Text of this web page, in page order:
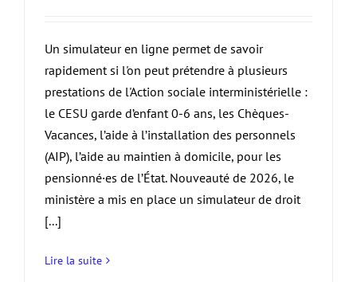
Un simulateur en ligne permet de savoir
rapidement si l'on peut prétendre à plusieurs
prestations de l'Action sociale interministérielle :
le CESU garde d’enfant 0-6 ans, les Chèques-
Vacances, l’aide à l’installation des personnels
(AIP), l’aide au maintien à domicile, pour les
pensionné·es de l’État. Nouveauté de 2026, le
ministère a mis en place un simulateur de droit
[...]
Lire la suite